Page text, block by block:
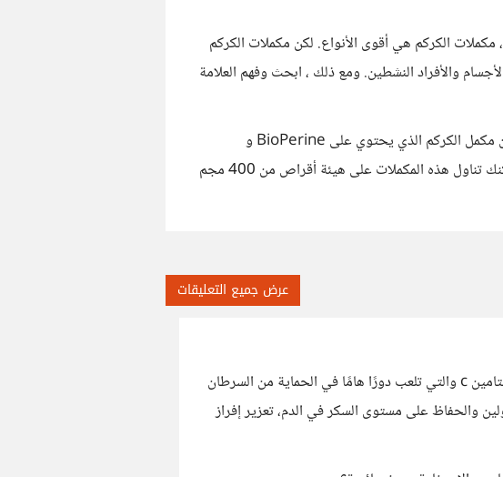
في المكملات الغذائية من 95٪ كركمين. لذلك ، مكملات الكركم هي أقوى الأنواع. لكن مكملات الكركم
والأفراد النشطين. ومع ذلك ، ابحث وفهم العلامة
قدرة الجسم على امتصاص الكركمين منخفضة نسبيًا. لذلك ، من المفيد البحث عن مكمل الكركم الذي يحتوي على BioPerine و
AstraGin. تعمل هذه معًا على تحسين امتصاص الكركمين بحوالي 20 مرة. يمكنك تناول هذه المكملات على هيئة أقراص من 400 مجم
عرض جميع التعليقات
ومن خصائص الكركم أيضًا إحتوائه على مضادات أكسدة مثل الزنك وفيتامين c والتي تلعب دورًا هامًا في الحماية من السرطان
والحفاظ على مستوى السكر في الدم، تعزير إفراز